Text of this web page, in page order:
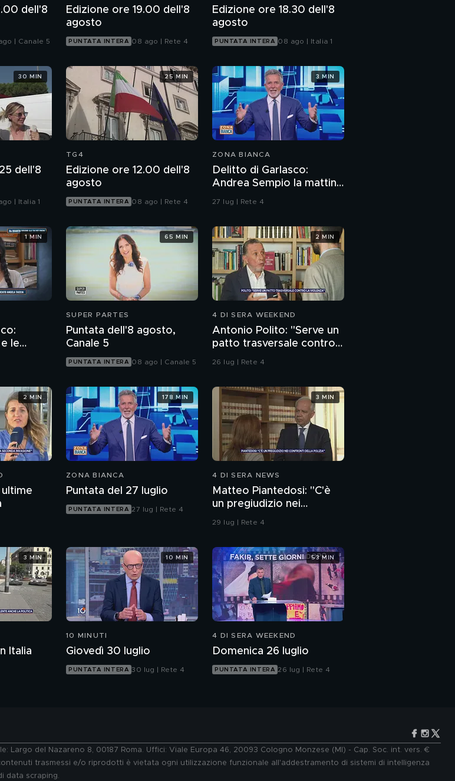
dell'8
| Canale 5
Edizione ore 19.00 dell'8
agosto
PUNTATA INTERA 08 ago | Rete 4
Edizione ore 18.30 dell'8
agosto
PUNTATA INTERA 08 ago | Italia 1
dell'8
| Italia 1
30 MIN
TG4
Edizione ore 12.00 dell'8
agosto
PUNTATA INTERA 08 ago | Rete 4
25 MIN
ZONA BIANCA
Delitto di Garlasco:
Andrea Sempio la mattina
del delitto è stato in un
27 lug | Rete 4
3 MIN
le
1 MIN
SUPER PARTES
Puntata dell'8 agosto,
Canale 5
PUNTATA INTERA 08 ago | Canale 5
65 MIN
4 DI SERA WEEKEND
Antonio Polito: "Serve un
patto trasversale contro
la violenza"
26 lug | Rete 4
2 MIN
ultime
2 MIN
ZONA BIANCA
Puntata del 27 luglio
PUNTATA INTERA 27 lug | Rete 4
178 MIN
4 DI SERA NEWS
Matteo Piantedosi: "C'è
un pregiudizio nei
confronti della polizia"
29 lug | Rete 4
3 MIN
Italia
3 MIN
10 MINUTI
Giovedì 30 luglio
PUNTATA INTERA 30 lug | Rete 4
10 MIN
4 DI SERA WEEKEND
Domenica 26 luglio
PUNTATA INTERA 26 lug | Rete 4
53 MIN
Largo del Nazareno 8, 00187 Roma. Uffici: Viale Europa 46, 20093 Cologno Monzese (MI) - Cap. Soc. int. vers. €
trasmessi e/o riprodotti è vietata ogni utilizzazione funzionale all'addestramento di sistemi di intelligenza
data scraping.